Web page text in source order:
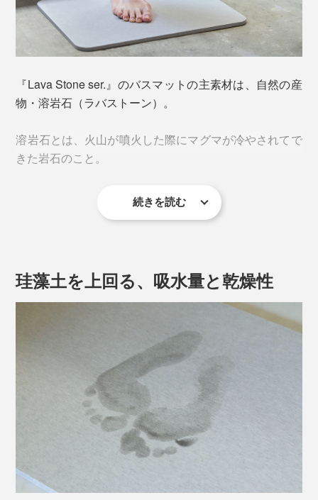
『Lava Stone ser.』のバスマットの主素材は、自然の産
物・溶岩石（ラバストーン）。
溶岩石とは、火山が噴火した際にマグマが冷やされてで
きた岩石のこと。
顕微鏡でのぞくとスポンジのよう。圧力の減少で水分な
この多孔質構造に目をつけ、バスマットに応用したのが
『Lava Stone ser.』。
溶岩石をパウダー状にし、パルプなどの植物繊維をブレ
続きを読む
珪藻土を上回る、吸水量と乾燥性